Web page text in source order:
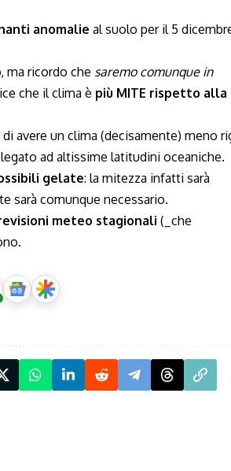
anomalie al suolo per il 5
ma ricordo che saremo comunque in
che il clima è più MITE rispetto alla
avere un clima (decisamente) meno
ad altissime latitudini oceaniche.
gelate: la mitezza infatti sarà
sarà comunque necessario.
meteo stagionali (_che